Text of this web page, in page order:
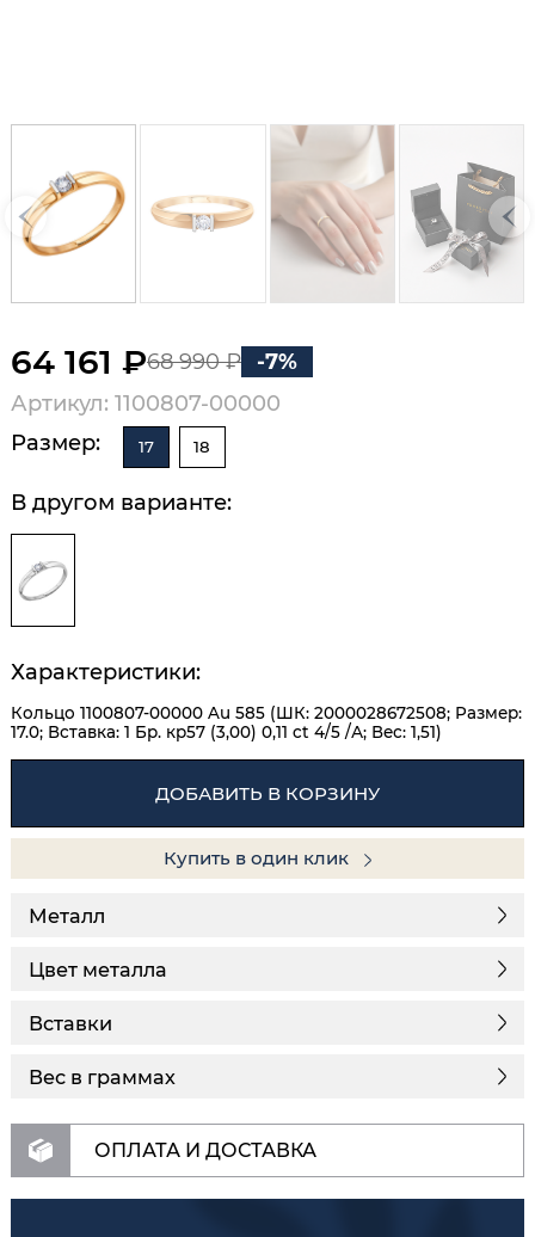
64 161 ₽68 990 ₽
-7%
Артикул: 1100807-00000
Размер:
17 18
В другом варианте:
Характеристики:
Кольцо 1100807-00000 Au 585 (ШК: 2000028672508; Размер:
17.0; Вставка: 1 Бр. кр57 (3,00) 0,11 ct 4/5 /А; Вес: 1,51)
ДОБАВИТЬ В КОРЗИНУ
Купить в один клик
Металл
Цвет металла
Вставки
Вес в граммах
ОПЛАТА И ДОСТАВКА